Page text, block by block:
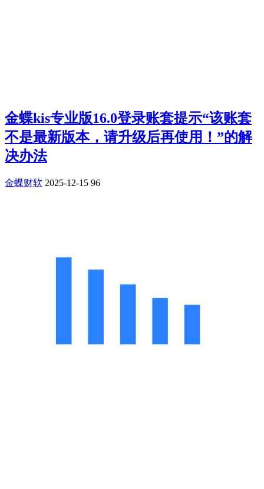
金蝶kis专业版16.0登录账套提示“该账套
不是最新版本，请升级后再使用！”的解
决办法
金蝶财软 2025-12-15 96